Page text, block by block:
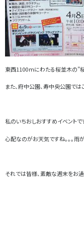
東西1100ｍにわたる桜並木の”
また、府中公園、寿中央公園では
私のいちおしおすすめイベント
心配なのがお天気ですね。。。雨が
それでは皆様、素敵な週末をお過